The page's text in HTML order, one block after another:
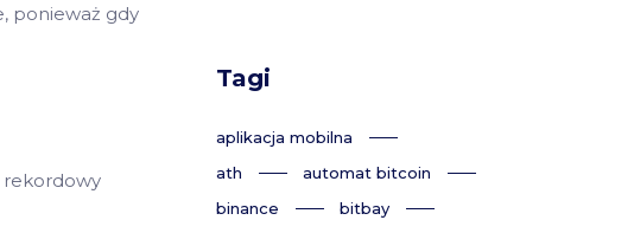
ponieważ gdy
rekordowy
Tagi
aplikacja mobilna
ath
automat bitcoin
binance
bitbay